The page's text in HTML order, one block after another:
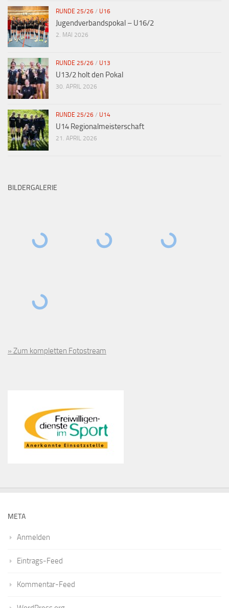
RUNDE 25/26 / U16
Jugendverbandspokal – U16/2
2. MAI 2026
RUNDE 25/26 / U13
U13/2 holt den Pokal
30. APRIL 2026
RUNDE 25/26 / U14
U14 Regionalmeisterschaft
21. APRIL 2026
BILDERGALERIE
» Zum kompletten Fotostream
META
Anmelden
Eintrags-Feed
Kommentar-Feed